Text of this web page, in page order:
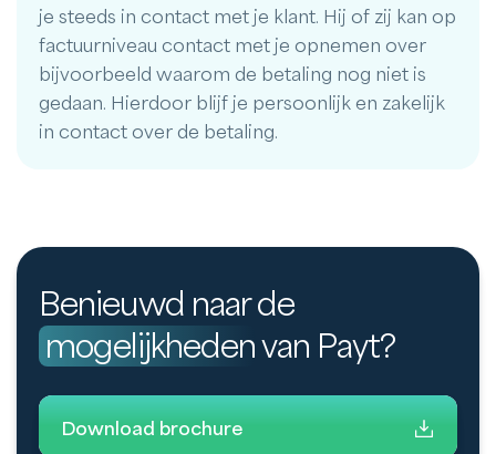
je steeds in contact met je klant. Hij of zij kan op
factuurniveau contact met je opnemen over
bijvoorbeeld waarom de betaling nog niet is
gedaan. Hierdoor blijf je persoonlijk en zakelijk
in contact over de betaling.
Benieuwd naar de
mogelijkhedenvan Payt?
Download brochure